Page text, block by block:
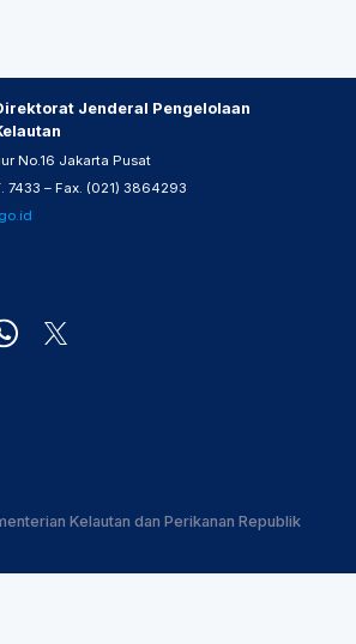
Jenderal Pengelolaan
No.16 Jakarta Pusat
7433 – Fax. (021) 3864293
Kelautan dan Perikanan Republik